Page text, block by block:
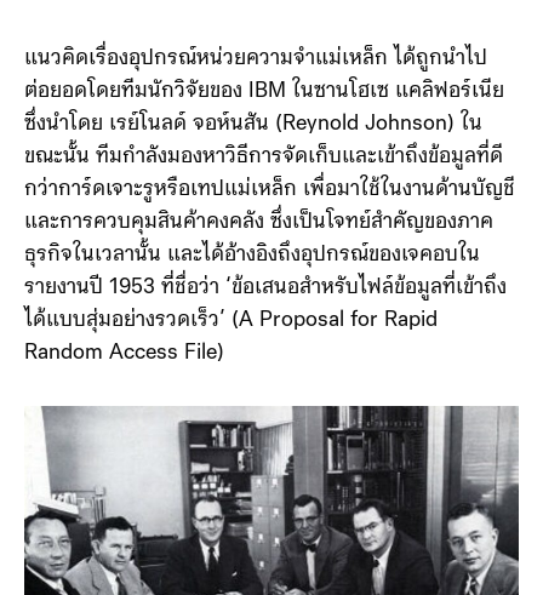
แรกของโลกได้
แนวคิดเรื่องอุปกรณ์หน่วยความจำแม่เหล็ก ได้ถูกนำไป
ต่อยอดโดยทีมนักวิจัยของ IBM ในซานโฮเซ แคลิฟอร์เนีย
ซึ่งนำโดย เรย์โนลด์ จอห์นสัน (Reynold Johnson) ใน
ขณะนั้น ทีมกำลังมองหาวิธีการจัดเก็บและเข้าถึงข้อมูลที่ดี
กว่าการ์ดเจาะรูหรือเทปแม่เหล็ก เพื่อมาใช้ในงานด้านบัญชี
และการควบคุมสินค้าคงคลัง ซึ่งเป็นโจทย์สำคัญของภาค
ธุรกิจในเวลานั้น และได้อ้างอิงถึงอุปกรณ์ของเจคอบใน
รายงานปี 1953 ที่ชื่อว่า ‘ข้อเสนอสำหรับไฟล์ข้อมูลที่เข้าถึง
Random Access File)